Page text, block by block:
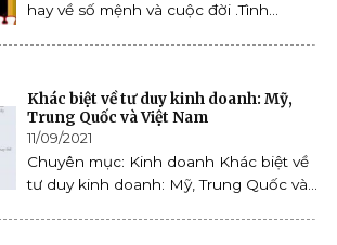
hay về số mệnh và cuộc đời .Tình...
Khác biệt về tư duy kinh doanh: Mỹ,
Trung Quốc và Việt Nam
11/09/2021
Chuyên mục: Kinh doanh Khác biệt về
tư duy kinh doanh: Mỹ, Trung Quốc và...